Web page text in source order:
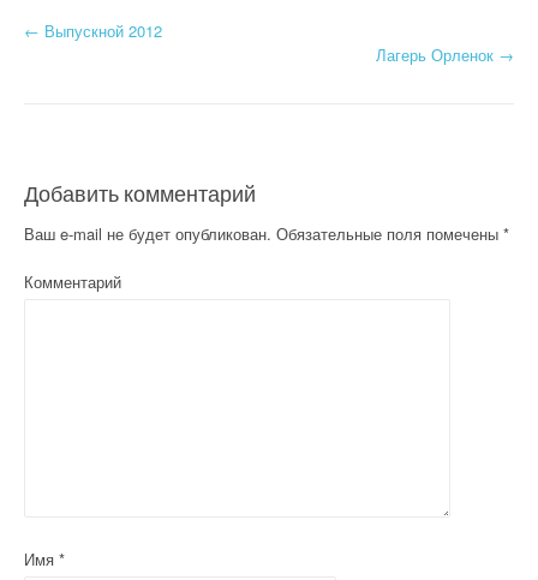
Post navigation
← Выпускной 2012
Лагерь Орленок →
Добавить комментарий
Ваш e-mail не будет опубликован. Обязательные поля помечены *
Комментарий
Имя *